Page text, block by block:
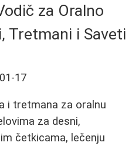
za Oralno
Tretmani i Saveti
17
i tretmana za oralnu
za desni,
četkicama, lečenju